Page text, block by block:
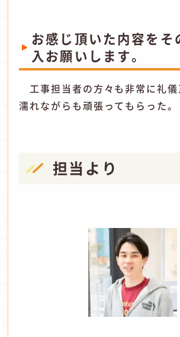
お感じ頂いた内容をそ
入お願いします。
工事担当者の方々も非常に礼儀
濡れながらも頑張ってもらった。
担当より